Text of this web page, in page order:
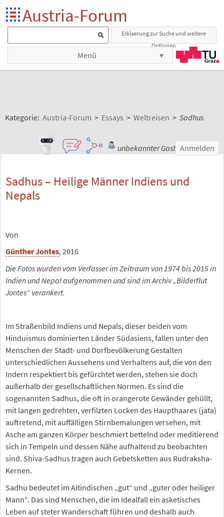
Austria-Forum
Erklaerung zur Suche und weitere
Optionen
Menü
Kategorie: Austria-Forum > Essays > Weltreisen > Sadhus
unbekannter Gast Anmelden
Sadhus – Heilige Männer Indiens und
Nepals
Von
Günther Jontes, 2016
Die Fotos wurden vom Verfasser im Zeitraum von 1974 bis 2015 in
Indien und Nepal aufgenommen und sind im Archiv „Bilderflut
Jontes“ verankert.
Im Straßenbild Indiens und Nepals, dieser beiden vom
Hinduismus dominierten Länder Südasiens, fallen unter den
Menschen der Stadt- und Dorfbevölkerung Gestalten
unterschiedlichen Aussehens und Verhaltens auf, die von den
Indern respektiert bis gefürchtet werden, stehen sie doch
außerhalb der gesellschaftlichen Normen. Es sind die
sogenannten Sadhus, die oft in orangerote Gewänder gehüllt,
mit langen gedrehten, verfilzten Locken des Haupthaares (jata)
auftretend, mit auffälligen Stirnbemalungen versehen, mit
Asche am ganzen Körper beschmiert bettelnd oder meditierend
sich in Tempeln und dessen Nähe aufhaltend zu beobachten
sind. Shiva-Sadhus tragen auch Gebetsketten aus Rudraksha-
Kernen.
Sadhu bedeutet im Altindischen „gut“ und „guter oder heiliger
Mann“. Das sind Menschen, die im Idealfall ein asketisches
Leben auf steter Wanderschaft führen und deshalb auch